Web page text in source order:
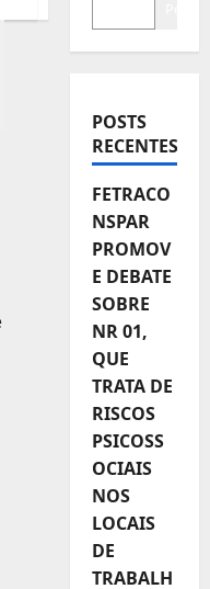
POSTS
RECENTES
FETRACO
NSPAR
PROMOV
E DEBATE
SOBRE
NR 01,
QUE
TRATA DE
RISCOS
PSICOSS
OCIAIS
NOS
LOCAIS
DE
TRABALH